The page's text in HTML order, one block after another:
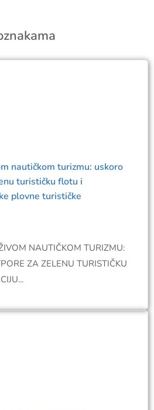
nautičkom turizmu: uskoro
turističku flotu i
plovne turističke
NAUTIČKOM TURIZMU:
ZA ZELENU TURISTIČKU